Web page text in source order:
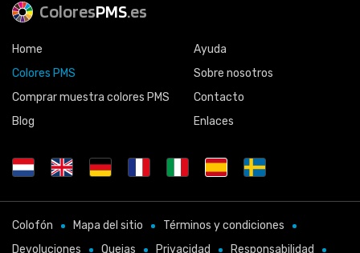
ColoresPMS.es
Home
Colores PMS
Comprar muestra colores PMS
Blog
Ayuda
Sobre nosotros
Contacto
Enlaces
Colofón Mapa del sitio
Términos y condiciones
Devoluciones
Quejas Privacidad Responsabilidad